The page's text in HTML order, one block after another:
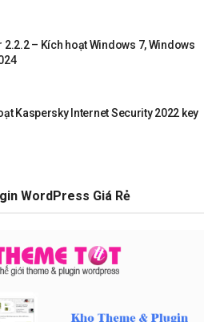
– Kích hoạt Windows 7, Windows
Kaspersky Internet Security 2022 key
WordPress Giá Rẻ